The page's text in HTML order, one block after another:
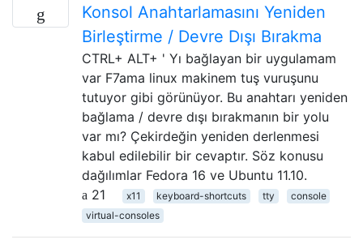
Konsol Anahtarlamasını Yeniden
Birleştirme / Devre Dışı Bırakma
CTRL+ ALT+ ' Yı bağlayan bir uygulamam
var F7ama linux makinem tuş vuruşunu
tutuyor gibi görünüyor. Bu anahtarı yeniden
bağlama / devre dışı bırakmanın bir yolu
var mı? Çekirdeğin yeniden derlenmesi
kabul edilebilir bir cevaptır. Söz konusu
dağılımlar Fedora 16 ve Ubuntu 11.10.
21
x11 keyboard-shortcuts tty
console
virtual-consoles